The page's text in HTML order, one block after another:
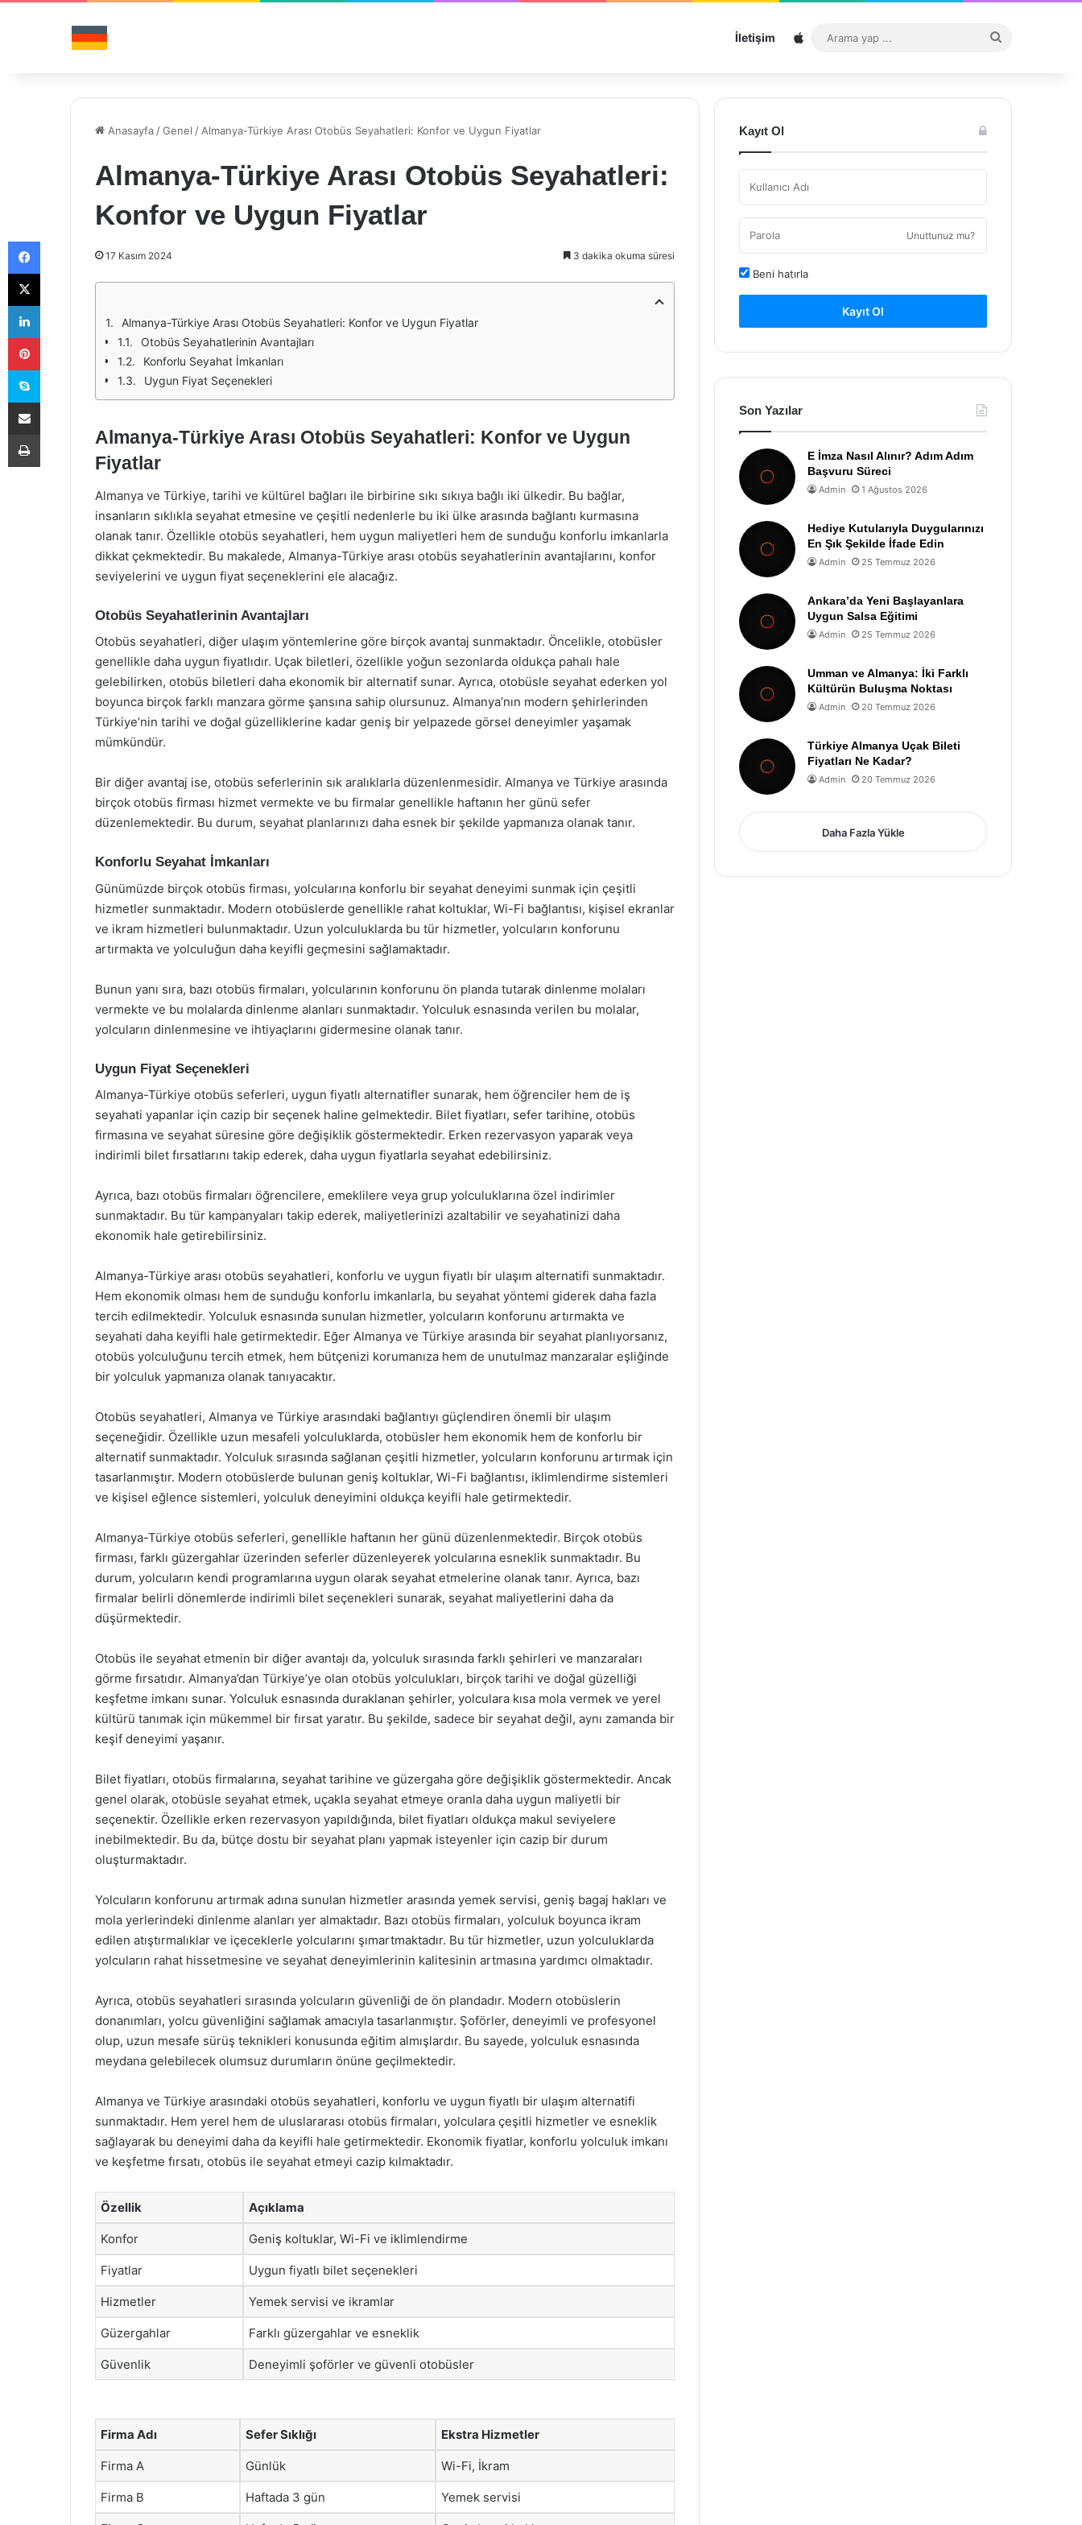
İletişim Sitemap
...
Anasayfa /Genel / Almanya-Türkiye Arası Otobüs Seyahatleri: Konfor ve Uygun Fiyatlar
Almanya-Türkiye Arası Otobüs Seyahatleri:
Konfor ve Uygun Fiyatlar
17 Kasım 2024 3 dakika okuma süresi
Almanya-Türkiye Arası Otobüs Seyahatleri: Konfor ve Uygun Fiyatlar
Otobüs Seyahatlerinin Avantajları
Konforlu Seyahat İmkanları
Uygun Fiyat Seçenekleri
Almanya-Türkiye Arası Otobüs Seyahatleri: Konfor ve Uygun
Fiyatlar
Almanya ve Türkiye, tarihi ve kültürel bağları ile birbirine sıkı sıkıya bağlı iki ülkedir. Bu bağlar,
insanların sıklıkla seyahat etmesine ve çeşitli nedenlerle bu iki ülke arasında bağlantı kurmasına
olanak tanır. Özellikle otobüs seyahatleri, hem uygun maliyetleri hem de sunduğu konforlu imkanlarla
dikkat çekmektedir. Bu makalede, Almanya-Türkiye arası otobüs seyahatlerinin avantajlarını, konfor
seviyelerini ve uygun fiyat seçeneklerini ele alacağız.
Otobüs Seyahatlerinin Avantajları
Otobüs seyahatleri, diğer ulaşım yöntemlerine göre birçok avantaj sunmaktadır. Öncelikle, otobüsler
genellikle daha uygun fiyatlıdır. Uçak biletleri, özellikle yoğun sezonlarda oldukça pahalı hale
gelebilirken, otobüs biletleri daha ekonomik bir alternatif sunar. Ayrıca, otobüsle seyahat ederken yol
boyunca birçok farklı manzara görme şansına sahip olursunuz. Almanya’nın modern şehirlerinden
Türkiye’nin tarihi ve doğal güzelliklerine kadar geniş bir yelpazede görsel deneyimler yaşamak
mümkündür.
Bir diğer avantaj ise, otobüs seferlerinin sık aralıklarla düzenlenmesidir. Almanya ve Türkiye arasında
birçok otobüs firması hizmet vermekte ve bu firmalar genellikle haftanın her günü sefer
düzenlemektedir. Bu durum, seyahat planlarınızı daha esnek bir şekilde yapmanıza olanak tanır.
Konforlu Seyahat İmkanları
Günümüzde birçok otobüs firması, yolcularına konforlu bir seyahat deneyimi sunmak için çeşitli
hizmetler sunmaktadır. Modern otobüslerde genellikle rahat koltuklar, Wi-Fi bağlantısı, kişisel ekranlar
ve ikram hizmetleri bulunmaktadır. Uzun yolculuklarda bu tür hizmetler, yolcuların konforunu
artırmakta ve yolculuğun daha keyifli geçmesini sağlamaktadır.
Bunun yanı sıra, bazı otobüs firmaları, yolcularının konforunu ön planda tutarak dinlenme molaları
vermekte ve bu molalarda dinlenme alanları sunmaktadır. Yolculuk esnasında verilen bu molalar,
yolcuların dinlenmesine ve ihtiyaçlarını gidermesine olanak tanır.
Uygun Fiyat Seçenekleri
Almanya-Türkiye otobüs seferleri, uygun fiyatlı alternatifler sunarak, hem öğrenciler hem de iş
seyahati yapanlar için cazip bir seçenek haline gelmektedir. Bilet fiyatları, sefer tarihine, otobüs
firmasına ve seyahat süresine göre değişiklik göstermektedir. Erken rezervasyon yaparak veya
indirimli bilet fırsatlarını takip ederek, daha uygun fiyatlarla seyahat edebilirsiniz.
Ayrıca, bazı otobüs firmaları öğrencilere, emeklilere veya grup yolculuklarına özel indirimler
sunmaktadır. Bu tür kampanyaları takip ederek, maliyetlerinizi azaltabilir ve seyahatinizi daha
ekonomik hale getirebilirsiniz.
Almanya-Türkiye arası otobüs seyahatleri, konforlu ve uygun fiyatlı bir ulaşım alternatifi sunmaktadır.
Hem ekonomik olması hem de sunduğu konforlu imkanlarla, bu seyahat yöntemi giderek daha fazla
tercih edilmektedir. Yolculuk esnasında sunulan hizmetler, yolcuların konforunu artırmakta ve
seyahati daha keyifli hale getirmektedir. Eğer Almanya ve Türkiye arasında bir seyahat planlıyorsanız,
otobüs yolculuğunu tercih etmek, hem bütçenizi korumanıza hem de unutulmaz manzaralar eşliğinde
bir yolculuk yapmanıza olanak tanıyacaktır.
Otobüs seyahatleri, Almanya ve Türkiye arasındaki bağlantıyı güçlendiren önemli bir ulaşım
seçeneğidir. Özellikle uzun mesafeli yolculuklarda, otobüsler hem ekonomik hem de konforlu bir
alternatif sunmaktadır. Yolculuk sırasında sağlanan çeşitli hizmetler, yolcuların konforunu artırmak için
tasarlanmıştır. Modern otobüslerde bulunan geniş koltuklar, Wi-Fi bağlantısı, iklimlendirme sistemleri
ve kişisel eğlence sistemleri, yolculuk deneyimini oldukça keyifli hale getirmektedir.
Almanya-Türkiye otobüs seferleri, genellikle haftanın her günü düzenlenmektedir. Birçok otobüs
firması, farklı güzergahlar üzerinden seferler düzenleyerek yolcularına esneklik sunmaktadır. Bu
durum, yolcuların kendi programlarına uygun olarak seyahat etmelerine olanak tanır. Ayrıca, bazı
firmalar belirli dönemlerde indirimli bilet seçenekleri sunarak, seyahat maliyetlerini daha da
düşürmektedir.
Otobüs ile seyahat etmenin bir diğer avantajı da, yolculuk sırasında farklı şehirleri ve manzaraları
görme fırsatıdır. Almanya’dan Türkiye’ye olan otobüs yolculukları, birçok tarihi ve doğal güzelliği
keşfetme imkanı sunar. Yolculuk esnasında duraklanan şehirler, yolculara kısa mola vermek ve yerel
kültürü tanımak için mükemmel bir fırsat yaratır. Bu şekilde, sadece bir seyahat değil, aynı zamanda bir
keşif deneyimi yaşanır.
Bilet fiyatları, otobüs firmalarına, seyahat tarihine ve güzergaha göre değişiklik göstermektedir. Ancak
genel olarak, otobüsle seyahat etmek, uçakla seyahat etmeye oranla daha uygun maliyetli bir
seçenektir. Özellikle erken rezervasyon yapıldığında, bilet fiyatları oldukça makul seviyelere
inebilmektedir. Bu da, bütçe dostu bir seyahat planı yapmak isteyenler için cazip bir durum
oluşturmaktadır.
Yolcuların konforunu artırmak adına sunulan hizmetler arasında yemek servisi, geniş bagaj hakları ve
mola yerlerindeki dinlenme alanları yer almaktadır. Bazı otobüs firmaları, yolculuk boyunca ikram
edilen atıştırmalıklar ve içeceklerle yolcularını şımartmaktadır. Bu tür hizmetler, uzun yolculuklarda
yolcuların rahat hissetmesine ve seyahat deneyimlerinin kalitesinin artmasına yardımcı olmaktadır.
Ayrıca, otobüs seyahatleri sırasında yolcuların güvenliği de ön plandadır. Modern otobüslerin
donanımları, yolcu güvenliğini sağlamak amacıyla tasarlanmıştır. Şoförler, deneyimli ve profesyonel
olup, uzun mesafe sürüş teknikleri konusunda eğitim almışlardır. Bu sayede, yolculuk esnasında
meydana gelebilecek olumsuz durumların önüne geçilmektedir.
Almanya ve Türkiye arasındaki otobüs seyahatleri, konforlu ve uygun fiyatlı bir ulaşım alternatifi
sunmaktadır. Hem yerel hem de uluslararası otobüs firmaları, yolculara çeşitli hizmetler ve esneklik
sağlayarak bu deneyimi daha da keyifli hale getirmektedir. Ekonomik fiyatlar, konforlu yolculuk imkanı
ve keşfetme fırsatı, otobüs ile seyahat etmeyi cazip kılmaktadır.
Özellik Açıklama
Konfor Geniş koltuklar, Wi-Fi ve iklimlendirme
Fiyatlar Uygun fiyatlı bilet seçenekleri
Hizmetler Yemek servisi ve ikramlar
Güzergahlar Farklı güzergahlar ve esneklik
Güvenlik Deneyimli şoförler ve güvenli otobüsler
Firma Adı Sefer Sıklığı Ekstra Hizmetler
Firma A Günlük Wi-Fi, İkram
Firma B Haftada 3 gün Yemek servisi
Kayıt Ol
Unuttunuz mu?
Beni hatırla
Kayıt Ol
Son Yazılar
E İmza Nasıl Alınır? Adım Adım
Başvuru Süreci
Admin 1 Ağustos 2026
Hediye Kutularıyla Duygularınızı
En Şık Şekilde İfade Edin
Admin 25 Temmuz 2026
Ankara’da Yeni Başlayanlara
Uygun Salsa Eğitimi
Admin 25 Temmuz 2026
Umman ve Almanya: İki Farklı
Kültürün Buluşma Noktası
Admin 20 Temmuz 2026
Türkiye Almanya Uçak Bileti
Fiyatları Ne Kadar?
Admin 20 Temmuz 2026
Daha Fazla Yükle
Facebook
X
LinkedIn
Pinterest
Skype
E-Posta ile paylaş